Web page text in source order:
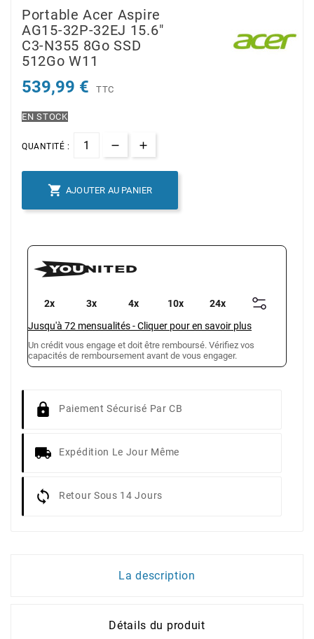
Portable Acer Aspire
AG15-32P-32EJ 15.6"
C3-N355 8Go SSD
512Go W11
539,99 € TTC
EN STOCK
QUANTITÉ :
 AJOUTER AU PANIER
2x 3x 4x 10x
24x
Jusqu'à 72 mensualités-Cliquer pour en savoir plus
Un crédit vous engage et doit être remboursé. Vérifiez vos
capacités de remboursement avant de vous engager.
Paiement Sécurisé Par CB
Expédition Le Jour Même
Retour Sous 14 Jours
La description
Détails du produit